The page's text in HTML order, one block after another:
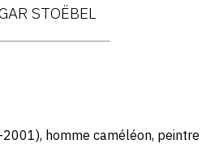
STOËBEL
STOËBEL
homme caméléon, peintre